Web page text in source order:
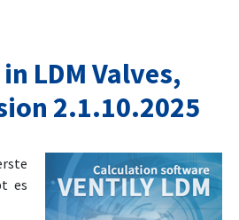
LDM Valves,
2.1.10.2025
es